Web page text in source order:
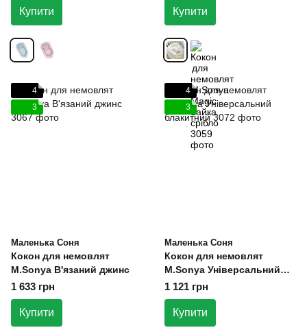
Купити Купити
4
3
Маленька Соня
Кокон для немовлят
M.Sonya В'язаний джинс
1 633 грн
Купити
4
3
Маленька Соня
Кокон для немовлят
M.Sonya Універсальний
блакитний
1 121 грн
Купити